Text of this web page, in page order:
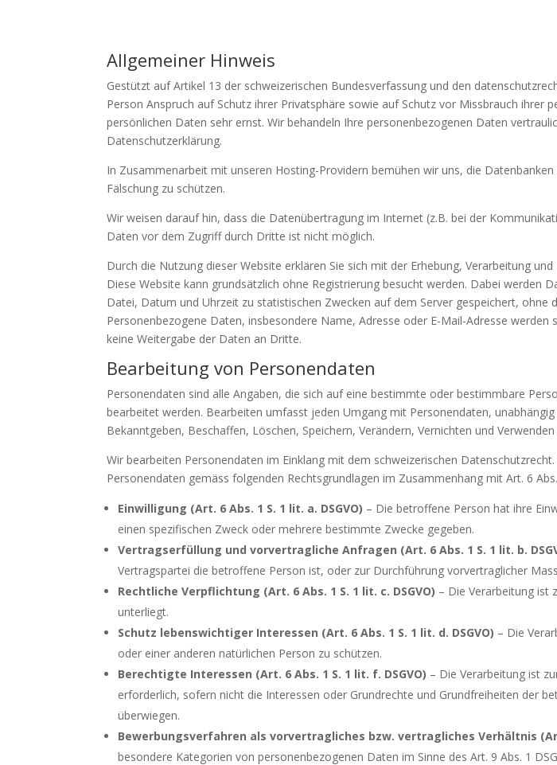
Allgemeiner Hinweis
Gestützt auf Artikel 13 der schweizerischen Bundesverfassung und den
Person Anspruch auf Schutz ihrer Privatsphäre sowie auf Schutz vor Missbrauch ihrer
persönlichen Daten sehr ernst. Wir behandeln Ihre personenbezogenen Daten
Datenschutzerklärung.
In Zusammenarbeit mit unseren Hosting-Providern bemühen wir uns, die
Fälschung zu schützen.
Wir weisen darauf hin, dass die Datenübertragung im Internet (z.B. bei der
Daten vor dem Zugriff durch Dritte ist nicht möglich.
Durch die Nutzung dieser Website erklären Sie sich mit der Erhebung, Verarbeitung
Diese Website kann grundsätzlich ohne Registrierung besucht werden. Dabei werden
Datei, Datum und Uhrzeit zu statistischen Zwecken auf dem Server gespeichert,
Personenbezogene Daten, insbesondere Name, Adresse oder E-Mail-Adresse
keine Weitergabe der Daten an Dritte.
Bearbeitung von Personendaten
Personendaten sind alle Angaben, die sich auf eine bestimmte oder bestimmbare
bearbeitet werden. Bearbeiten umfasst jeden Umgang mit Personendaten,
Bekanntgeben, Beschaffen, Löschen, Speichern, Verändern, Vernichten und
Wir bearbeiten Personendaten im Einklang mit dem schweizerischen
Personendaten gemäss folgenden Rechtsgrundlagen im Zusammenhang mit Art. 6 Abs.
Einwilligung (Art. 6 Abs. 1 S. 1 lit. a. DSGVO) – Die betroffene Person hat ihre
einen spezifischen Zweck oder mehrere bestimmte Zwecke gegeben.
Vertragserfüllung und vorvertragliche Anfragen (Art. 6 Abs. 1 S. 1 lit. b.
Vertragspartei die betroffene Person ist, oder zur Durchführung vorvertraglicher
Rechtliche Verpflichtung (Art. 6 Abs. 1 S. 1 lit. c. DSGVO) – Die Verarbeitung ist
unterliegt.
Schutz lebenswichtiger Interessen (Art. 6 Abs. 1 S. 1 lit. d. DSGVO) – Die
oder einer anderen natürlichen Person zu schützen.
Berechtigte Interessen (Art. 6 Abs. 1 S. 1 lit. f. DSGVO) – Die Verarbeitung ist
erforderlich, sofern nicht die Interessen oder Grundrechte und Grundfreiheiten der
überwiegen.
Bewerbungsverfahren als vorvertragliches bzw. vertragliches Verhältnis
besondere Kategorien von personenbezogenen Daten im Sinne des Art. 9 Abs. 1